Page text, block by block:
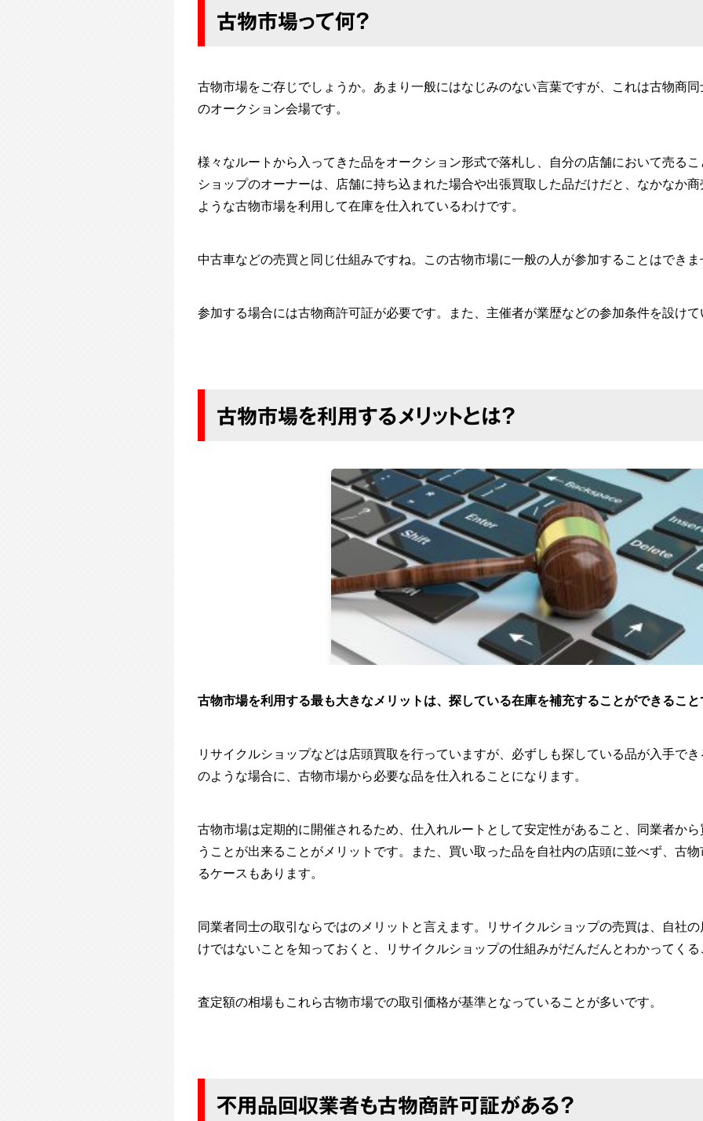
古物市場って何？
古物市場をご存じでしょうか。あまり一般にはなじみのない言葉ですが、これは古物商
のオークション会場です。
様々なルートから入ってきた品をオークション形式で落札し、自分の店舗において売る
ショップのオーナーは、店舗に持ち込まれた場合や出張買取した品だけだと、なかなか
ような古物市場を利用して在庫を仕入れているわけです。
中古車などの売買と同じ仕組みですね。 この古物市場に一般の人が参加することはでき
参加する場合には古物商許可証が必要です。 また、主催者が業歴などの参加条件を設け
古物市場を利用するメリットとは？
古物市場を利用する最も大きなメリットは、探している在庫を補充することができるこ
リサイクルショップなどは店頭買取を行っていますが、必ずしも探している品が入手で
のような場合に、古物市場から必要な品を仕入れることになります。
古物市場は定期的に開催されるため、仕入れルートとして安定性があること、同業者か
うことが出来ることがメリットです。 また、買い取った品を自社内の店頭に並べず、古
るケースもあります。
同業者同士の取引ならではのメリットと言えます。 リサイクルショップの売買は、自社
けではないことを知っておくと、リサイクルショップの仕組みがだんだんとわかってく
査定額の相場もこれら古物市場での取引価格が基準となっていることが多いです。
不用品回収業者も古物商許可証がある？